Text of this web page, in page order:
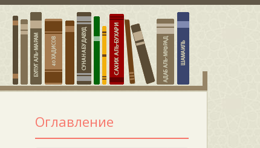
Оглавление